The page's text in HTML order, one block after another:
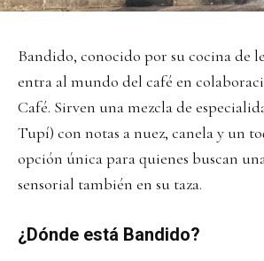
Bandido, conocido por su cocina de
entra al mundo del café en
Café. Sirven una mezcla de
Tupí) con notas a nuez, canela y un
opción única para quienes buscan
sensorial también en su taza.
¿Dónde está Bandido?